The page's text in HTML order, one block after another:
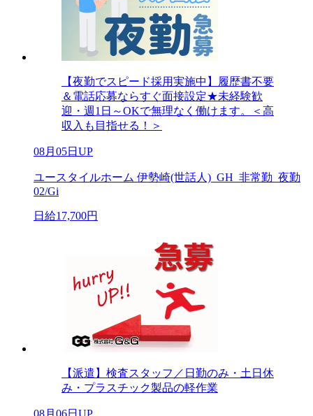
【夜勤でスピード採用実施中】履歴書不要
＆電話応募ならすぐ面接設定★未経験歓
迎・週1日～OKで無理なく働けます。＜高
収入も目指せる！＞
08月05日UP
ユースタイルホーム 伊勢崎(世話人)_GH_非常勤_夜勤
02/Gi
日給17,700円
【派遣】検査スタッフ／日勤のみ・土日休
み・プラスチック製品の軽作業